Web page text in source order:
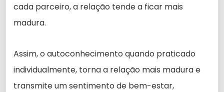
cada parceiro, a relação tende a ficar mais
madura.
Assim, o autoconhecimento quando praticado
individualmente, torna a relação mais madura e
transmite um sentimento de bem-estar,